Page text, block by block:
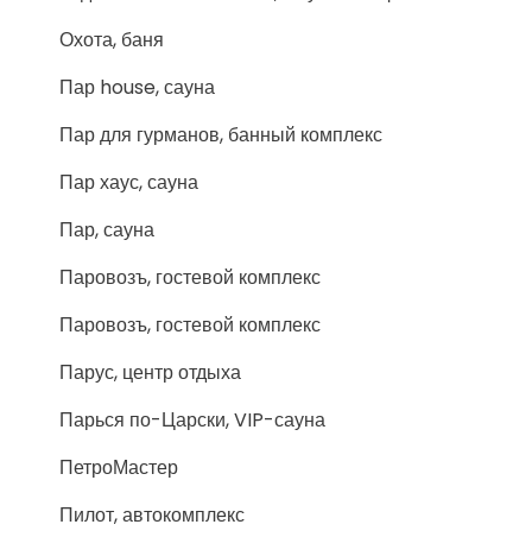
Охота, баня
Пар house, сауна
Пар для гурманов, банный комплекс
Пар хаус, сауна
Пар, сауна
Паровозъ, гостевой комплекс
Паровозъ, гостевой комплекс
Парус, центр отдыха
Парься по-Царски, VIP-сауна
ПетроМастер
Пилот, автокомплекс